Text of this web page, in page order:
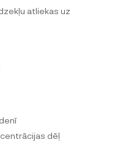
atliekas uz
dēļ